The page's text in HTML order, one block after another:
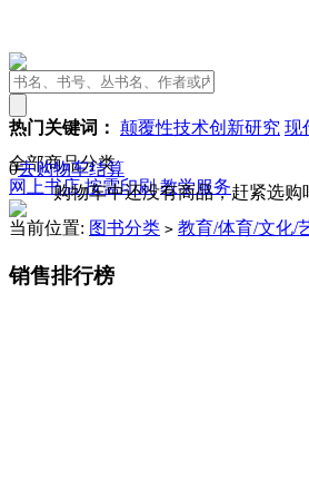
热门关键词： 颠覆性技术创新研究 现
0去购物车结算
购物车中还没有商品，赶紧选购
全部商品分类
网上书店按需印刷 教学服务
当前位置: 图书分类 > 教育/体育/文化/
销售排行榜